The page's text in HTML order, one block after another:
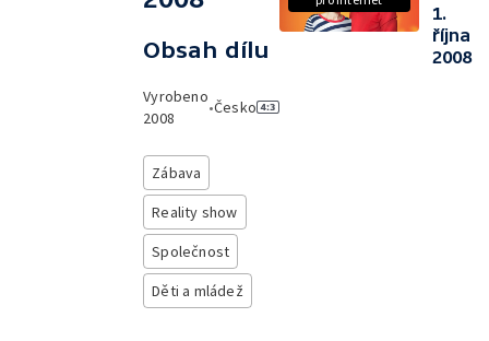
Obsah dílu
Vyrobeno
2008
•Česko
Zábava
Reality show
Společnost
Děti a mládež
1.
října
2008